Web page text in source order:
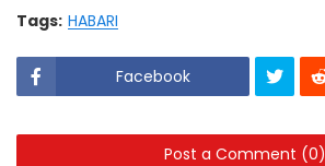
Tags: HABARI
Facebook
Post a Comment (0)